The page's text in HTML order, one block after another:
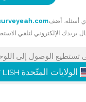
أسئله. أضف
بريدك الإلكتروني لتلقي
تستطيع الوصول إلى
الولايات المتّحدة